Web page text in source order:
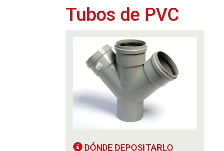
Tubos de PVC
DÓNDE DEPOSITARLO